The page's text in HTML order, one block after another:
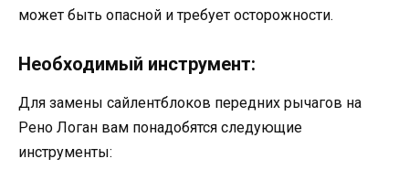
может быть опасной и требует осторожности.
Необходимый инструмент:
Для замены сайлентблоков передних рычагов на
Рено Логан вам понадобятся следующие
инструменты: